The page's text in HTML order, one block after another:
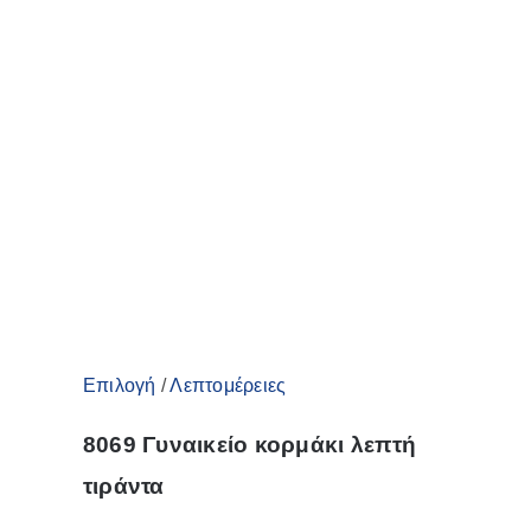
Επιλογή Αυτό
προϊόν
έχει
/Λεπτομέρειες
8069 Γυναικείο κορμάκι λεπτή
τιράντα